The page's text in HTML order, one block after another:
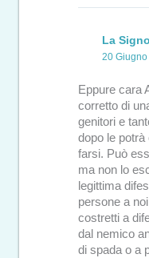
La
20
Eppure cara
corretto di
genitori e
dopo le
farsi. Può
ma non lo
legittima
persone a
costretti a
dal nemico
di spada o a